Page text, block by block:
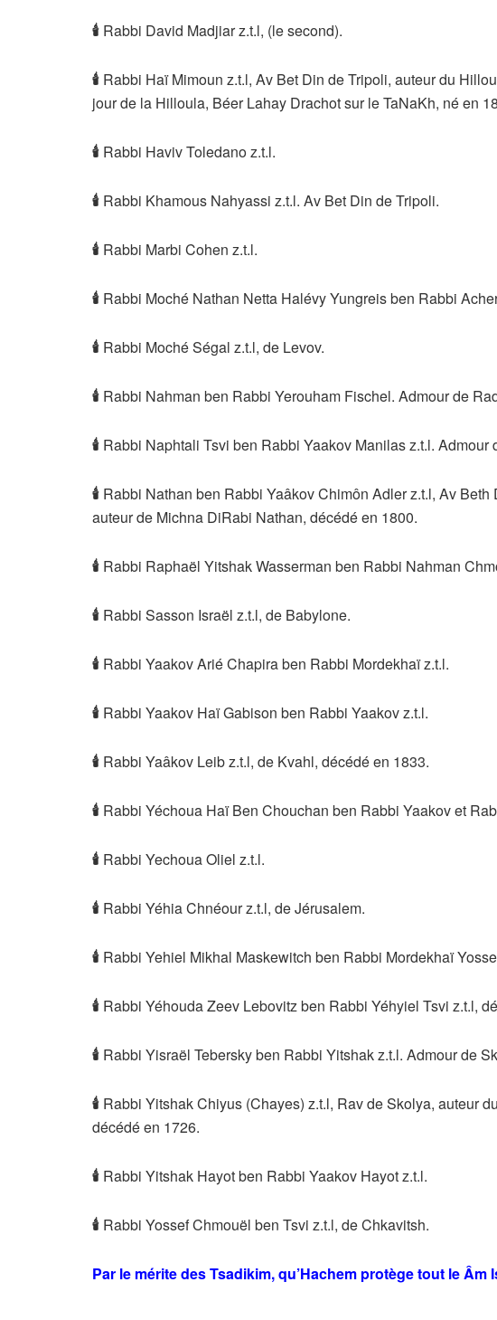
🕯 Rabbi David Madjiar z.t.l, (le second).
🕯 Rabbi Haï Mimoun z.t.l, Av Bet Din de Tripoli, auteur du
jour de la Hilloula, Béer Lahay Drachot sur le TaNaKh, né en
🕯 Rabbi Haviv Toledano z.t.l.
🕯 Rabbi Khamous Nahyassi z.t.l. Av Bet Din de Tripoli.
🕯 Rabbi Marbi Cohen z.t.l.
🕯 Rabbi Moché Nathan Netta Halévy Yungreis ben Rabbi
🕯 Rabbi Moché Ségal z.t.l, de Levov.
🕯 Rabbi Nahman ben Rabbi Yerouham Fischel. Admour de
🕯 Rabbi Naphtali Tsvi ben Rabbi Yaakov Manilas z.t.l. Admour
🕯 Rabbi Nathan ben Rabbi Yaâkov Chimôn Adler z.t.l, Av Beth
auteur de Michna DiRabi Nathan, décédé en 1800.
🕯 Rabbi Raphaël Yitshak Wasserman ben Rabbi Nahman
🕯 Rabbi Sasson Israël z.t.l, de Babylone.
🕯 Rabbi Yaakov Arié Chapira ben Rabbi Mordekhaï z.t.l.
🕯 Rabbi Yaakov Haï Gabison ben Rabbi Yaakov z.t.l.
🕯 Rabbi Yaâkov Leib z.t.l, de Kvahl, décédé en 1833.
🕯 Rabbi Yéchoua Haï Ben Chouchan ben Rabbi Yaakov et
🕯 Rabbi Yechoua Oliel z.t.l.
🕯 Rabbi Yéhia Chnéour z.t.l, de Jérusalem.
🕯 Rabbi Yehiel Mikhal Maskewitch ben Rabbi Mordekhaï
🕯 Rabbi Yéhouda Zeev Lebovitz ben Rabbi Yéhyiel Tsvi z.t.l,
🕯 Rabbi Yisraël Tebersky ben Rabbi Yitshak z.t.l. Admour de
🕯 Rabbi Yitshak Chiyus (Chayes) z.t.l, Rav de Skolya, auteur
décédé en 1726.
🕯 Rabbi Yitshak Hayot ben Rabbi Yaakov Hayot z.t.l.
🕯 Rabbi Yossef Chmouël ben Tsvi z.t.l, de Chkavitsh.
Par le mérite des Tsadikim, qu’Hachem protège tout le Âm